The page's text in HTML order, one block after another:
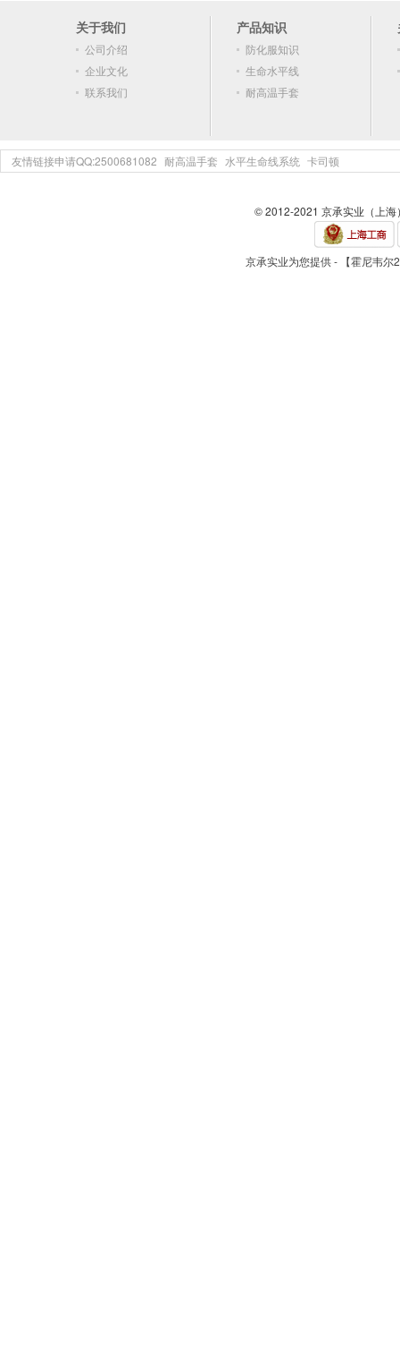
关于我们
公司介绍
企业文化
联系我们
产品知识
防化服知识
生命水平线
耐高温手套
友情链接申请QQ:2500681082 耐高温手套 水平生命线系统 卡司顿
© 2012-2021 京承实业（上
京承实业为您提供 - 【霍尼韦